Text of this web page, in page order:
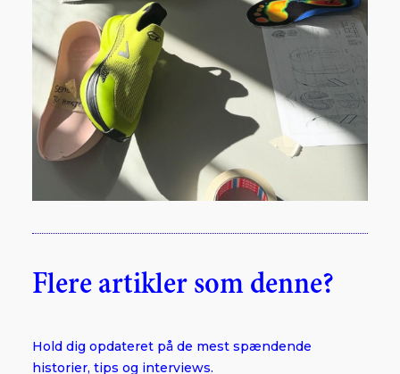
Flere artikler som denne?
Hold dig opdateret på de mest spændende
historier, tips og interviews.